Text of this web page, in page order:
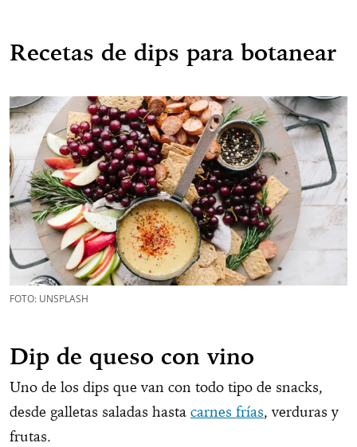
Recetas de dips para botanear
FOTO: UNSPLASH
Dip de queso con vino
Uno de los dips que van con todo tipo de snacks,
desde galletas saladas hasta carnes frías, verduras y
frutas.